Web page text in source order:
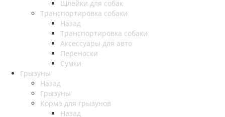
Шлейки для собак
Транспортировка собаки
Назад
Транспортировка собаки
Аксессуары для авто
Переноски
Сумки
Грызуны
Назад
Грызуны
Корма для грызунов
Назад